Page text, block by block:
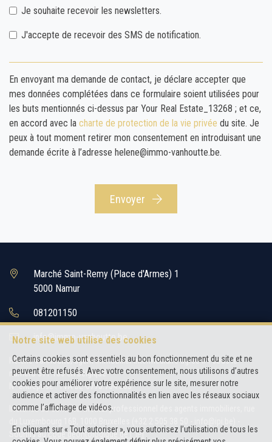
Je souhaite recevoir les newsletters.
J'accepte de recevoir des SMS de notification.
En envoyant ma demande de contact, je déclare accepter que
mes données complétées dans ce formulaire soient utilisées pour
les buts mentionnés ci-dessus par Your Real Estate_13268 ; et ce,
en accord avec la charte de protection de la vie privée du site. Je
peux à tout moment retirer mon consentement en introduisant une
demande écrite à l’adresse helene@immo-vanhoutte.be.
Envoyer
Notre site web utilise des cookies
Certains cookies sont essentiels au bon fonctionnement du site et ne
peuvent être refusés. Avec votre consentement, nous utilisons d’autres
cookies pour améliorer votre expérience sur le site, mesurer notre
audience et activer des fonctionnalités en lien avec les réseaux sociaux
comme l’affichage de vidéos.
En cliquant sur « Tout autoriser », vous autorisez l’utilisation de tous les
Marché Saint-Remy (Place d'Armes) 1
5000 Namur
081201150
info@immo-vanhoutte.be
Hélène Vanhoutte, agent immobilier intermédiaire agréé IPI sous le
numéro 511.150 en Belgique
N° entreprise : TVA BE-0773.704.563
Instance de contrôle: Institut professionnel des agents immobiliers, rue
Soumis aucode déontologique de l’ IPI